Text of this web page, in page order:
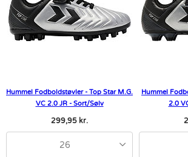
Hummel Fodboldstøvler - Top Star M.G.
VC 2.0 JR - Sort/Sølv
299,95 kr.
26
Hummel
2.0